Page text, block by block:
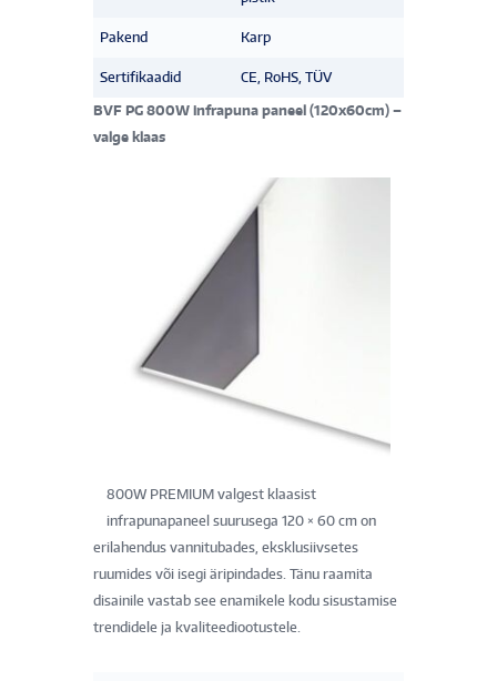
Pakend Karp
Sertifikaadid
CE, RoHS, TÜV
BVF PG 800W infrapuna paneel (120x60cm) –
valge klaas
800W PREMIUM valgest klaasist
infrapunapaneel suurusega 120 × 60 cm on
erilahendus vannitubades, eksklusiivsetes
ruumides või isegi äripindades. Tänu raamita
disainile vastab see enamikele kodu sisustamise
trendidele ja kvaliteediootustele.